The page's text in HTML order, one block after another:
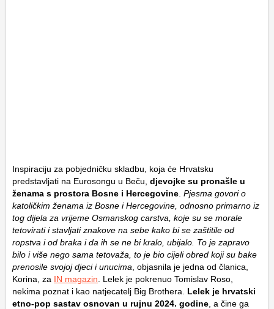
Inspiraciju za pobjedničku skladbu, koja će Hrvatsku
predstavljati na Eurosongu u Beču, djevojke su pronašle u
ženama s prostora Bosne i Hercegovine Pjesma govori o
katoličkim ženama iz Bosne i Hercegovine, odnosno primarno iz
tog dijela za vrijeme Osmanskog carstva, koje su se morale
tetovirati i stavljati znakove na sebe kako bi se zaštitile od
ropstva i od braka i da ih se ne bi kralo, ubijalo. To je zapravo
bilo i više nego sama tetovaža, to je bio cijeli obred koji su bake
prenosile svojoj djeci i unucima , objasnila je jedna od članica,
Korina, za IN magazin . Lelek je pokrenuo Tomislav Roso,
nekima poznat i kao natjecatelj Big Brothera. Lelek je hrvatski
etno-pop sastav osnovan u rujnu 2024. godine , a čine ga